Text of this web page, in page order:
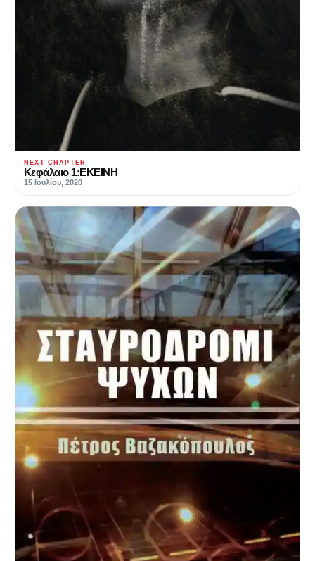
NEXT CHAPTER
Κεφάλαιο 1:ΕΚΕΙΝΗ
15 Ιουλίου, 2020